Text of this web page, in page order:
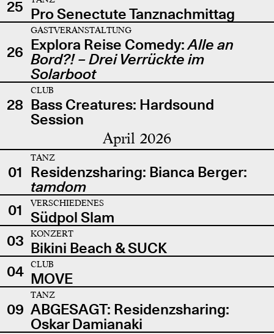
25 Pro Senectute Tanznachmittag
26
GASTVERANSTALTUNG
Explora Reise Comedy:Alle an
Bord?! – Drei Verrückte im
Solarboot
28
CLUB
Bass Creatures: Hardsound
Session
April 2026
01
TANZ
Residenzsharing: Bianca Berger:
tamdom
01
VERSCHIEDENES
Südpol Slam
03
KONZERT
Bikini Beach & SUCK
04
CLUB
MOVE
09
TANZ
ABGESAGT: Residenzsharing:
Oskar Damianaki